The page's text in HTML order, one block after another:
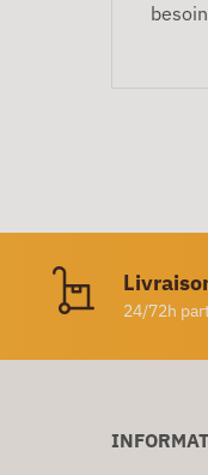
24/72h